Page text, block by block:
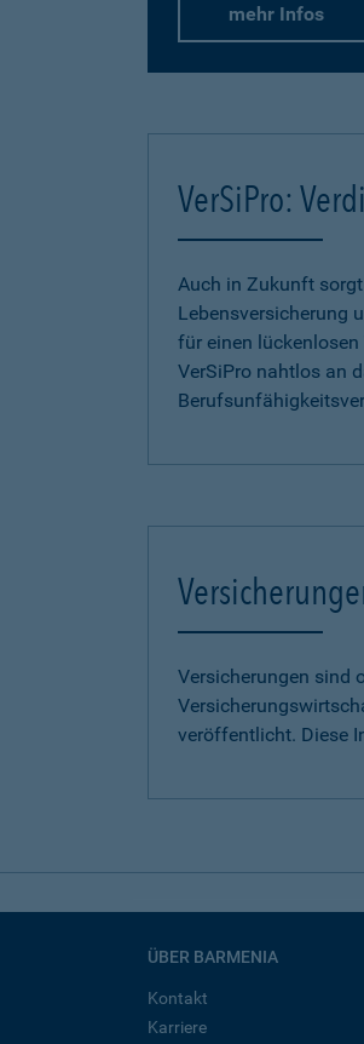
mehr Infos
VerSiPro:
Auch in Zukunft
Lebensversicherung
für einen
VerSiPro nahtlos an
Versicherungen sind
veröffentlicht. Diese
ÜBER BARMENIA
Kontakt
Karriere